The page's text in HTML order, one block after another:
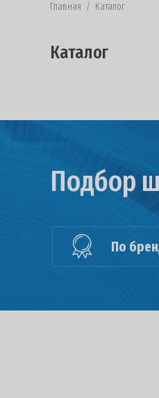
Главная / Каталог
Каталог
Подбор
По